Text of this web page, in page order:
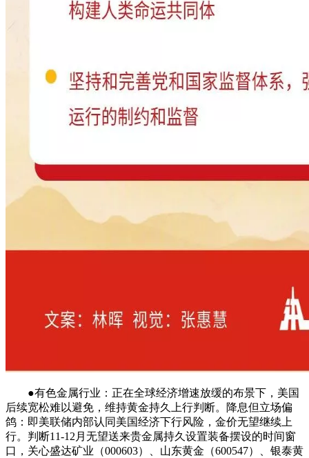
●有色金属行业：正在全球经济增速放缓的布景下，美国
后续宽松难以避免，维持黄金持久上行判断。降息但立场偏
鸽：即美联储内部认同美国经济下行风险，金价无望继续上
行。判断11-12月无望送来贵金属持久设置装备摆设的时间窗
口，关心盛达矿业（000603）、山东黄金（600547）、银泰黄